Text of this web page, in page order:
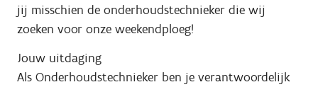
jij misschien de onderhoudstechnieker die wij
zoeken voor onze weekendploeg!
Jouw uitdaging
Als Onderhoudstechnieker ben je verantwoordelijk